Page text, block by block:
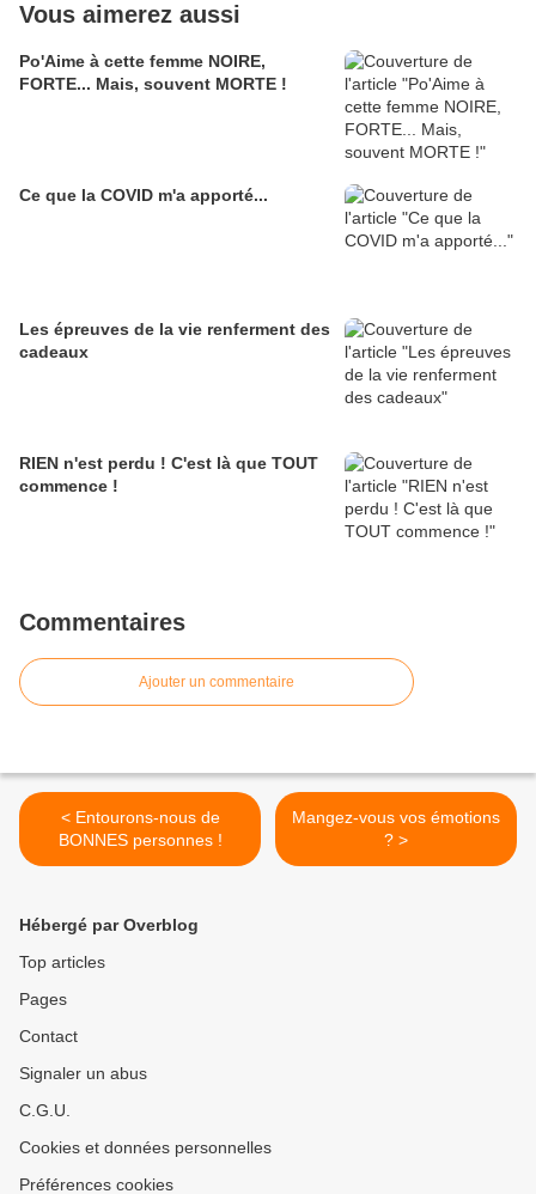
Vous aimerez aussi
Po'Aime à cette femme NOIRE,
FORTE... Mais, souvent MORTE !
Ce que la COVID m'a apporté...
Les épreuves de la vie renferment des
cadeaux
RIEN n'est perdu ! C'est là que TOUT
commence !
Commentaires
Ajouter un commentaire
< Entourons-nous de
BONNES personnes !
Mangez-vous vos émotions
? >
Hébergé par Overblog
Top articles
Pages
Contact
Signaler un abus
C.G.U.
Cookies et données personnelles
Préférences cookies